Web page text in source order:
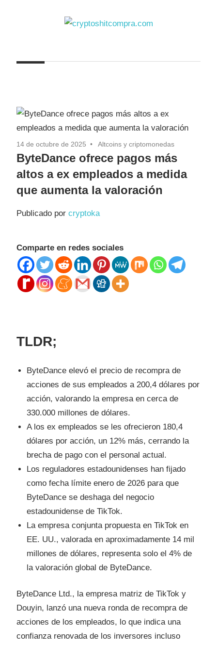
14 de octubre de 2025 Altcoins y criptomonedas
ByteDance ofrece pagos más
altos a ex empleados a medida
que aumenta la valoración
Publicado por cryptoka
Comparte en redes sociales
TLDR;
ByteDance elevó el precio de recompra de
acciones de sus empleados a 200,4 dólares por
acción, valorando la empresa en cerca de
330.000 millones de dólares.
A los ex empleados se les ofrecieron 180,4
dólares por acción, un 12% más, cerrando la
brecha de pago con el personal actual.
Los reguladores estadounidenses han fijado
como fecha límite enero de 2026 para que
ByteDance se deshaga del negocio
estadounidense de TikTok.
La empresa conjunta propuesta en TikTok en
EE. UU., valorada en aproximadamente 14 mil
millones de dólares, representa solo el 4% de
la valoración global de ByteDance.
ByteDance Ltd., la empresa matriz de TikTok y
Douyin, lanzó una nueva ronda de recompra de
acciones de los empleados, lo que indica una
confianza renovada de los inversores incluso